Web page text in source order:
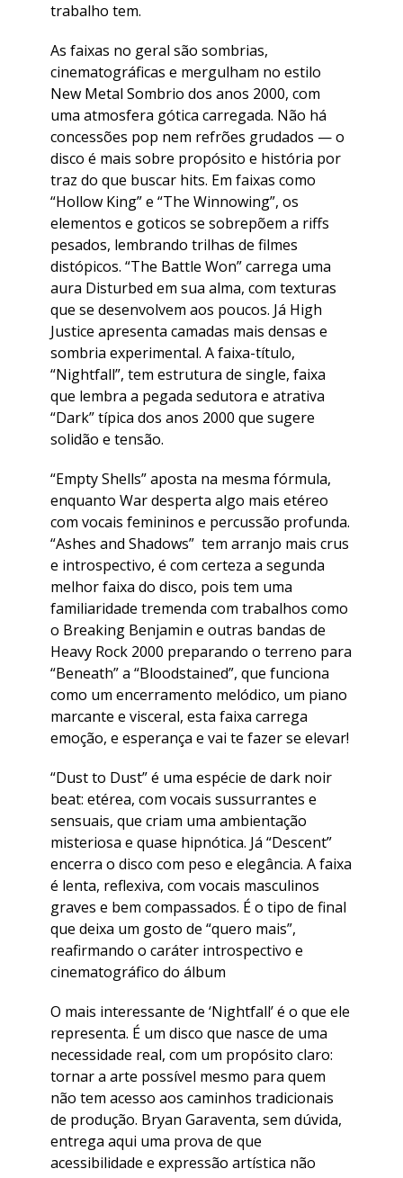
trabalho tem.
As faixas no geral são sombrias,
cinematográficas e mergulham no estilo
New Metal Sombrio dos anos 2000, com
uma atmosfera gótica carregada. Não há
concessões pop nem refrões grudados — o
disco é mais sobre propósito e história por
traz do que buscar hits. Em faixas como
“Hollow King” e “The Winnowing”, os
elementos e goticos se sobrepõem a riffs
pesados, lembrando trilhas de filmes
distópicos. “The Battle Won” carrega uma
aura Disturbed em sua alma, com texturas
que se desenvolvem aos poucos. Já High
Justice apresenta camadas mais densas e
sombria experimental. A faixa-título,
“Nightfall”, tem estrutura de single, faixa
que lembra a pegada sedutora e atrativa
“Dark” típica dos anos 2000 que sugere
solidão e tensão.
“Empty Shells” aposta na mesma fórmula,
enquanto War desperta algo mais etéreo
com vocais femininos e percussão profunda.
“Ashes and Shadows” tem arranjo mais crus
e introspectivo, é com certeza a segunda
melhor faixa do disco, pois tem uma
familiaridade tremenda com trabalhos como
o Breaking Benjamin e outras bandas de
Heavy Rock 2000 preparando o terreno para
“Beneath” a “Bloodstained”, que funciona
como um encerramento melódico, um piano
marcante e visceral, esta faixa carrega
emoção, e esperança e vai te fazer se elevar!
“Dust to Dust” é uma espécie de dark noir
beat: etérea, com vocais sussurrantes e
sensuais, que criam uma ambientação
misteriosa e quase hipnótica. Já “Descent”
encerra o disco com peso e elegância. A faixa
é lenta, reflexiva, com vocais masculinos
graves e bem compassados. É o tipo de final
que deixa um gosto de “quero mais”,
reafirmando o caráter introspectivo e
cinematográfico do álbum
O mais interessante de ‘Nightfall’ é o que ele
representa. É um disco que nasce de uma
necessidade real, com um propósito claro:
tornar a arte possível mesmo para quem
não tem acesso aos caminhos tradicionais
de produção. Bryan Garaventa, sem dúvida,
entrega aqui uma prova de que
acessibilidade e expressão artística não